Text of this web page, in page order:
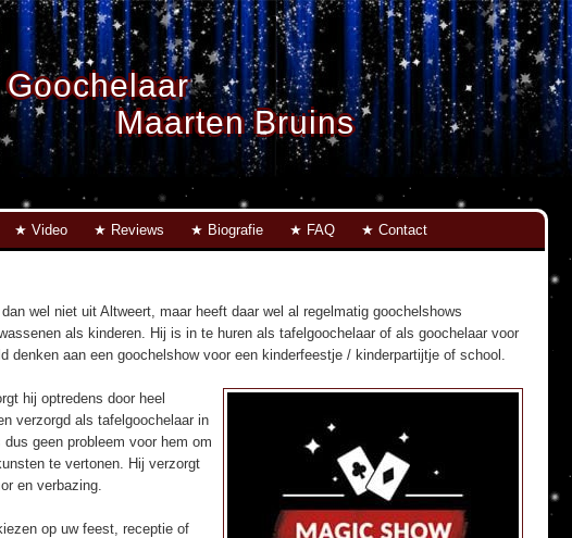
Goochelaar
Maarten Bruins
Video Reviews Biografie FAQ Contact
wel niet uit Altweert, maar heeft daar wel al regelmatig goochelshows
als kinderen. Hij is in te huren als tafelgoochelaar of als goochelaar voor
denken aan een goochelshow voor een kinderfeestje / kinderpartijtje of school.
hij optredens door heel
verzorgd als tafelgoochelaar in
dus geen probleem voor hem om
te vertonen. Hij verzorgt
en verbazing.
op uw feest, receptie of